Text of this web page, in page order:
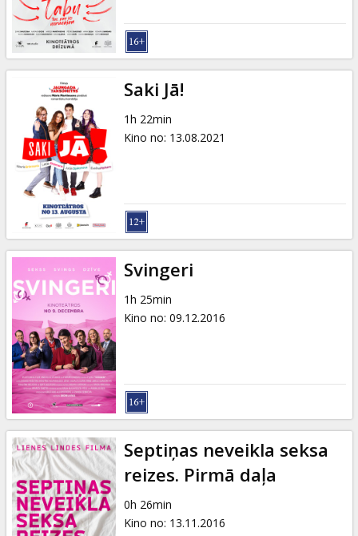
Saki Jā!
1h 22min
Kino no: 13.08.2021
Svingeri
1h 25min
Kino no: 09.12.2016
Septiņas neveikla seksa
reizes. Pirmā daļa
0h 26min
Kino no: 13.11.2016